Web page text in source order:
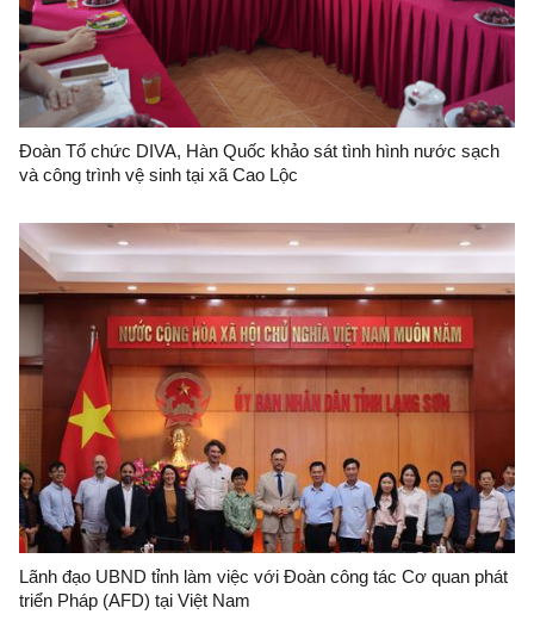
Đoàn Tổ chức DIVA, Hàn Quốc khảo sát tình hình nước sạch
và công trình vệ sinh tại xã Cao Lộc
Lãnh đạo UBND tỉnh làm việc với Đoàn công tác Cơ quan phát
triển Pháp (AFD) tại Việt Nam